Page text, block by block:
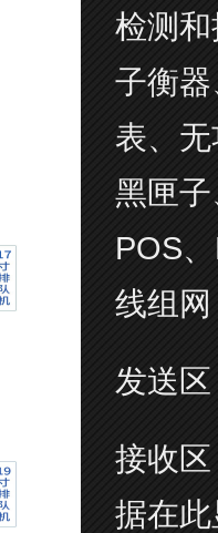
检测
子衡
表、
黑匣
POS
线组
发送
接收
据在